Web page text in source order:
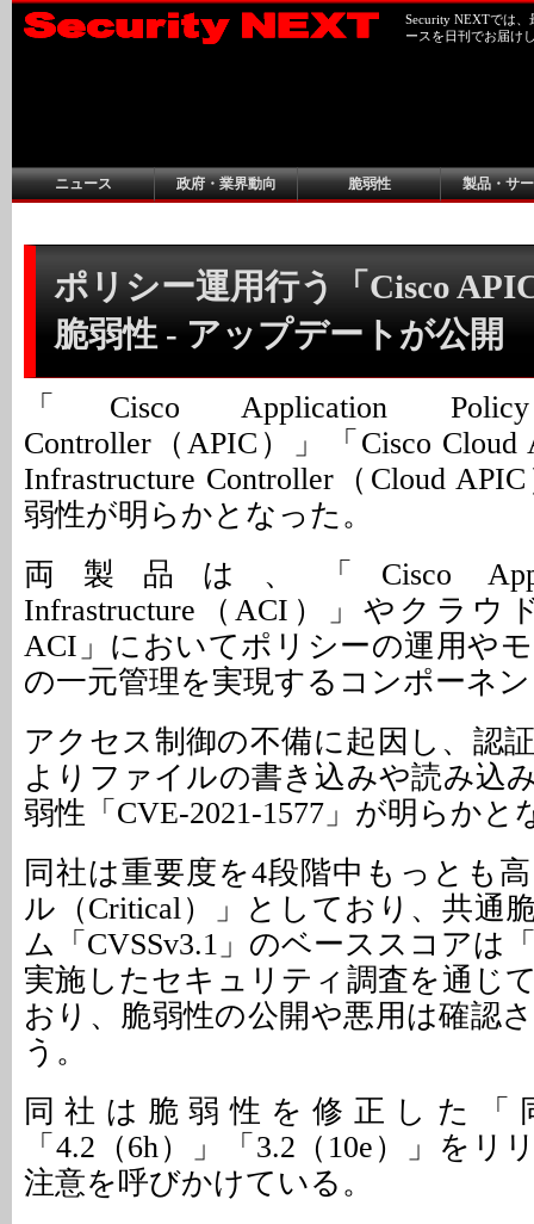
Security NEXTでは
ースを日刊でお届け
ニュース 政府・業界動向 脆弱性 製品・サ
ポリシー運用行う「Cisco
脆弱性 - アップデートが公開
「Cisco Application Policy
Controller（APIC）」「Cisco Cloud
Infrastructure Controller（Cloud
弱性が明らかとなった。
両製品は、「Cisco
Infrastructure（ACI）」やクラウ
ACI」においてポリシーの運用や
の一元管理を実現するコンポーネ
アクセス制御の不備に起因し、認
よりファイルの書き込みや読み込
弱性「CVE-2021-1577」が明らかと
同社は重要度を4段階中もっとも
ル（Critical）」としており、共通
ム「CVSSv3.1」のベーススコアは
実施したセキュリティ調査を通じ
おり、脆弱性の公開や悪用は確認
う。
同社は脆弱性を修正した「
「4.2（6h）」「3.2（10e）」をリ
注意を呼びかけている。